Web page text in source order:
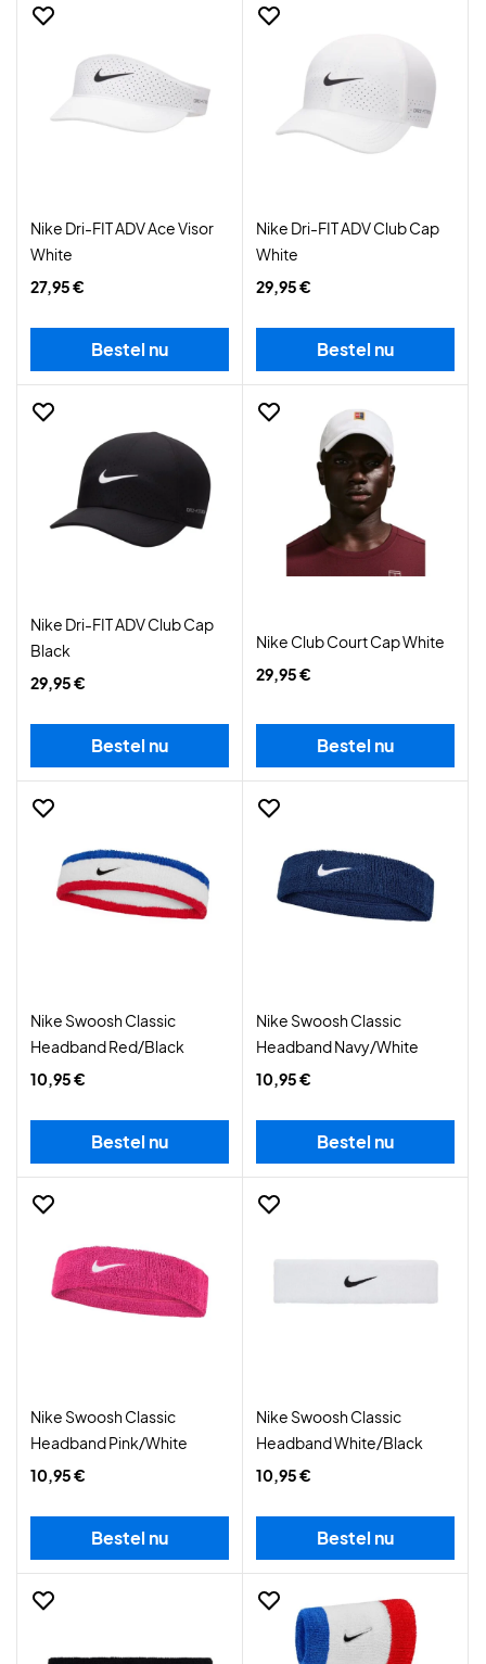
Nike Dri-FIT ADV Ace Visor
White
27,95 €
Bestel nu
Nike Dri-FIT ADV Club Cap
White
29,95 €
Bestel nu
Nike Dri-FIT ADV Club Cap
Black
29,95 €
Bestel nu
Nike Club Court Cap White
29,95 €
Bestel nu
Nike Swoosh Classic
Headband Red/Black
10,95 €
Bestel nu
Nike Swoosh Classic
Headband Navy/White
10,95 €
Bestel nu
Nike Swoosh Classic
Headband Pink/White
10,95 €
Bestel nu
Nike Swoosh Classic
Headband White/Black
10,95 €
Bestel nu